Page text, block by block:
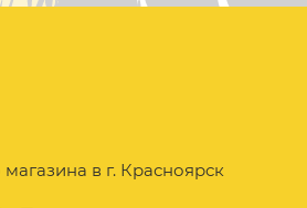
в г. Красноярск